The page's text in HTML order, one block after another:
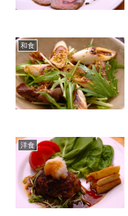
和食
洋食